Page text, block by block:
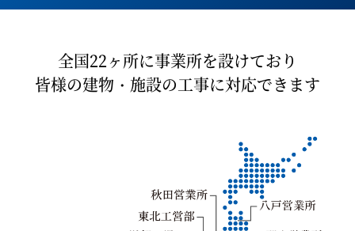
全国22ヶ所に事業所を設けており
皆様の建物・施設の工事に対応できます